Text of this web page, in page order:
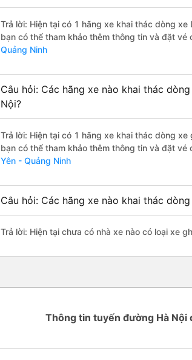
Trả lời: Hiện tại có 1 hãng xe khai thác dòng
bạn có thể tham khảo thêm thông tin và đặt vé
Quảng Ninh
Câu hỏi: Các hãng xe nào khai thác
Nội?
Trả lời: Hiện tại có 1 hãng xe khai thác dòng
bạn có thể tham khảo thêm thông tin và đặt vé
Yên - Quảng Ninh
Câu hỏi: Các hãng xe nào khai thác
Trả lời: Hiện tại chưa có nhà xe nào có loại xe
Thông tin tuyến đường Hà Nội